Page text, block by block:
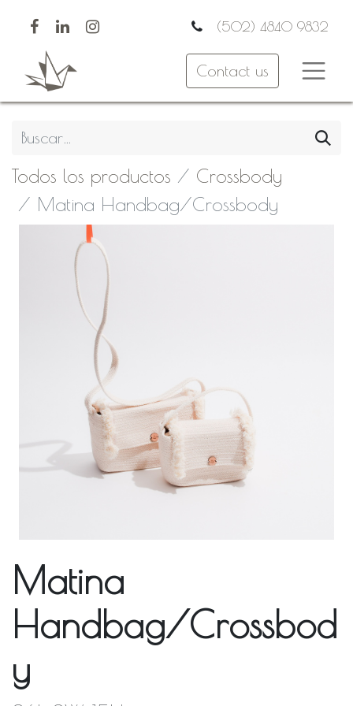
(502) 4840 9832
Contact us
Todos los productos
Crossbody
Matina Handbag/Crossbody
Matina
Handbag/Crossbod
y